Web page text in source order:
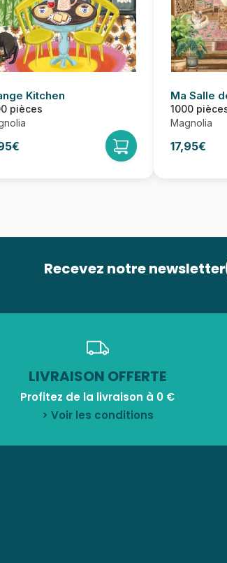
Kitchen
pièces
Ma Salle
1000
Magnolia
17,95€
Recevez notre newsletter
LIVRAISON OFFERTE
Profitez de la livraison à 0 €
> Voir les conditions